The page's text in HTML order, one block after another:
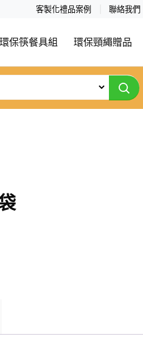
客製化禮品案例 聯絡我們
環保筷餐具組 環保頸繩贈品